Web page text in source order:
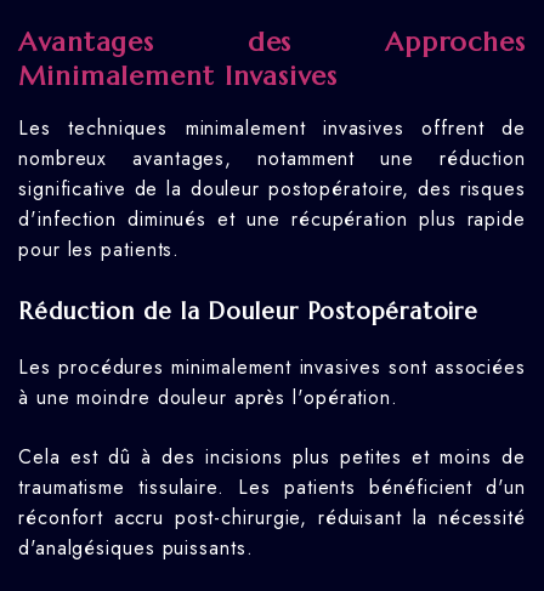
Avantages des Approches
Minimalement Invasives
Les techniques minimalement invasives offrent de
nombreux avantages, notamment une réduction
significative de la douleur postopératoire, des risques
d'infection diminués et une récupération plus rapide
pour les patients.
Réduction de la Douleur Postopératoire
Les procédures minimalement invasives sont associées
à une moindre douleur après l'opération.
Cela est dû à des incisions plus petites et moins de
traumatisme tissulaire. Les patients bénéficient d'un
réconfort accru post-chirurgie, réduisant la nécessité
d'analgésiques puissants.